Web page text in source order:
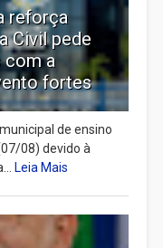
reforça
Civil pede
com a
fortes
de ensino
08) devido à
Leia Mais